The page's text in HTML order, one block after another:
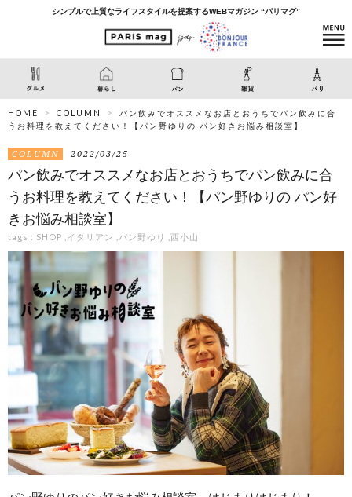
シンプルで上質なライフスタイルを提案するWEBマガジン “パリマグ”
HOME COLUMN
パン飲みでオススメなお店とおうちでパン飲みに合
うお料理を教えてください！【パン野ゆりの パン好きお悩み相談室】
COLUMN 2022/03/25
パン飲みでオススメなお店とおうちでパン飲みに合
うお料理を教えてください！【パン野ゆりの パン好
きお悩み相談室】
tags : SHOP イタリアン パン野ゆり 西小山